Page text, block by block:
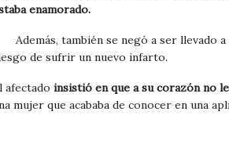
enamorado.
Además, también se negó a ser llevado
de sufrir un nuevo infarto.
afectado insistió en que a su corazón no
mujer que acababa de conocer en una